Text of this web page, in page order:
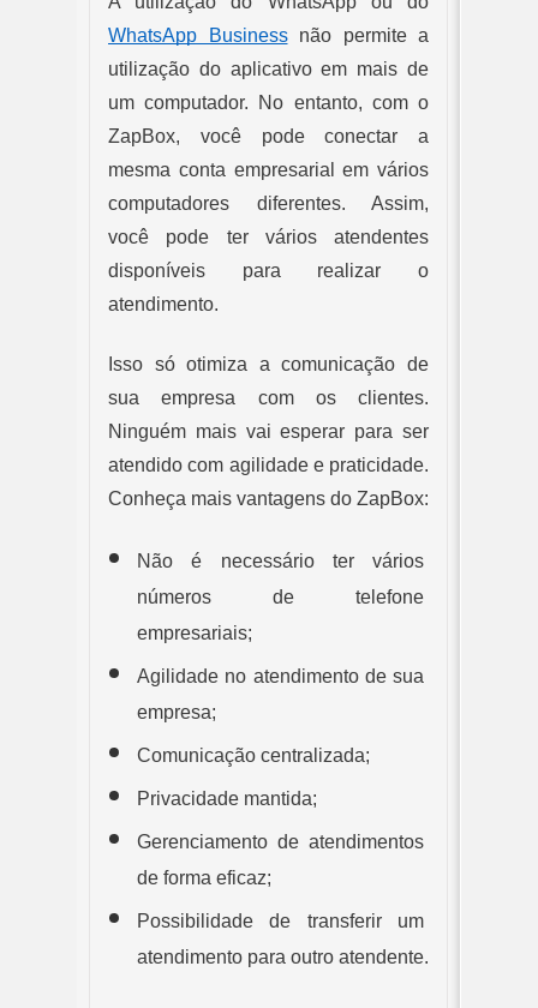
WhatsApp Business não permite a
utilização do aplicativo em mais de
um computador. No entanto, com o
ZapBox, você pode conectar a
mesma conta empresarial em vários
computadores diferentes. Assim,
você pode ter vários atendentes
disponíveis para realizar o
atendimento.
Isso só otimiza a comunicação de
sua empresa com os clientes.
Ninguém mais vai esperar para ser
atendido com agilidade e praticidade.
Conheça mais vantagens do ZapBox:
Não é necessário ter vários
números de telefone
empresariais;
Agilidade no atendimento de sua
empresa;
Comunicação centralizada;
Privacidade mantida;
Gerenciamento de atendimentos
de forma eficaz;
Possibilidade de transferir um
atendimento para outro atendente.